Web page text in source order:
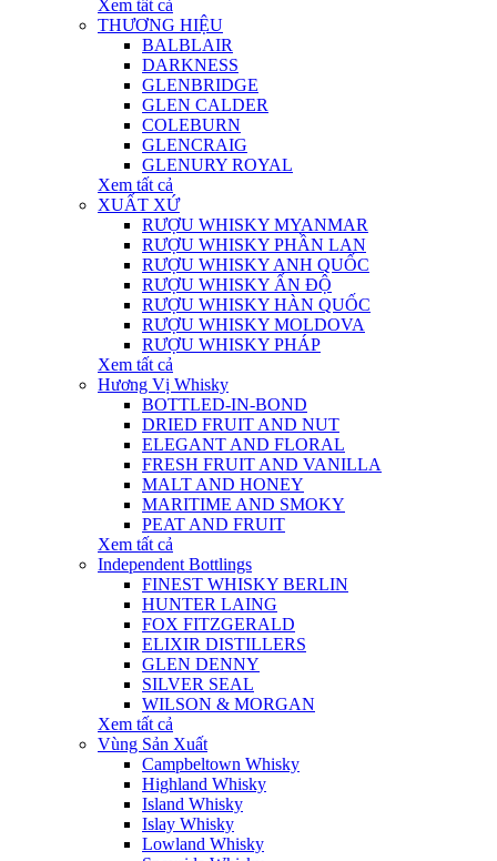
Xem tất cả
THƯƠNG HIỆU
BALBLAIR
DARKNESS
GLENBRIDGE
GLEN CALDER
COLEBURN
GLENCRAIG
GLENURY ROYAL
Xem tất cả
XUẤT XỨ
RƯỢU WHISKY MYANMAR
RƯỢU WHISKY PHẦN LAN
RƯỢU WHISKY ANH QUỐC
RƯỢU WHISKY ẤN ĐỘ
RƯỢU WHISKY HÀN QUỐC
RƯỢU WHISKY MOLDOVA
RƯỢU WHISKY PHÁP
Xem tất cả
Hương Vị Whisky
BOTTLED-IN-BOND
DRIED FRUIT AND NUT
ELEGANT AND FLORAL
FRESH FRUIT AND VANILLA
MALT AND HONEY
MARITIME AND SMOKY
PEAT AND FRUIT
Xem tất cả
Independent Bottlings
FINEST WHISKY BERLIN
HUNTER LAING
FOX FITZGERALD
ELIXIR DISTILLERS
GLEN DENNY
SILVER SEAL
WILSON & MORGAN
Xem tất cả
Vùng Sản Xuất
Campbeltown Whisky
Highland Whisky
Island Whisky
Islay Whisky
Lowland Whisky